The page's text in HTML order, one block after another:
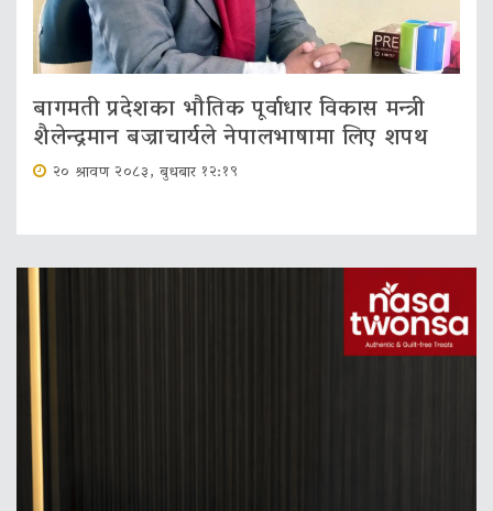
बागमती प्रदेशका भौतिक पूर्वाधार विकास मन्त्री
शैलेन्द्रमान बज्राचार्यले नेपालभाषामा लिए शपथ
२० श्रावण २०८३, बुधबार १२:१९